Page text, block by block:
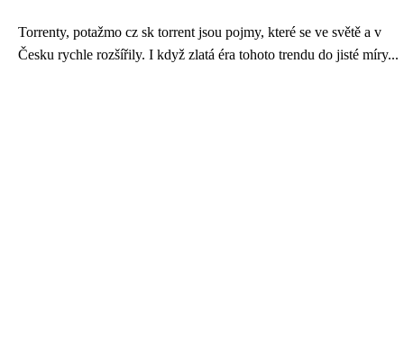
Torrenty, potažmo cz sk torrent jsou pojmy, které se ve světě a v
Česku rychle rozšířily. I když zlatá éra tohoto trendu do jisté míry...